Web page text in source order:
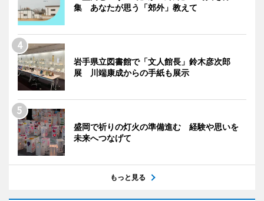
集 あなたが思う「郊外」教えて
岩手県立図書館で「文人館長」鈴木彦次郎
展 川端康成からの手紙も展示
盛岡で祈りの灯火の準備進む 経験や思いを
未来へつなげて
もっと見る